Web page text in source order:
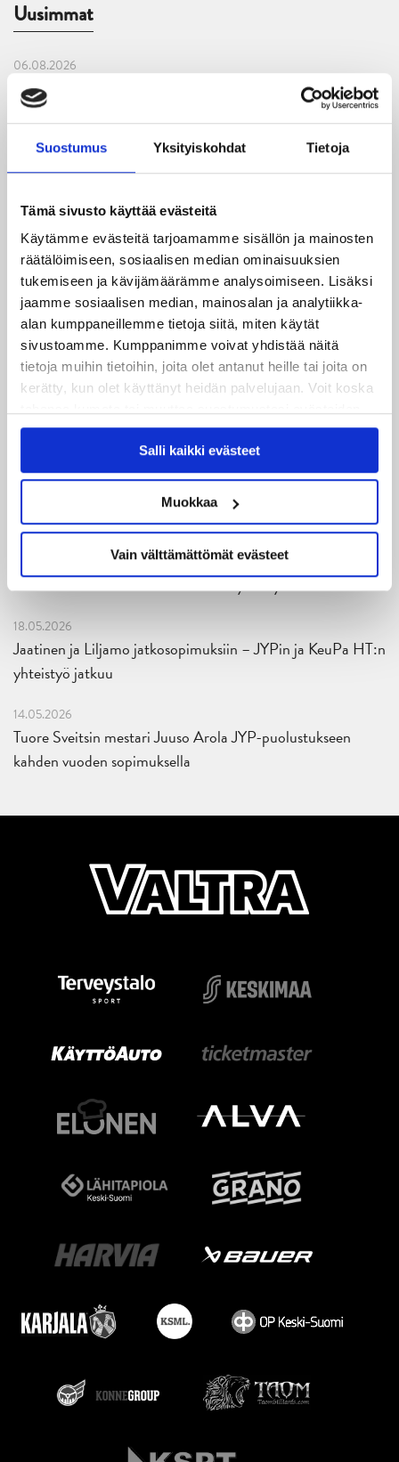
Suostumus Yksityiskohdat Tietoja
Tämä sivusto käyttää evästeitä
Käytämme evästeitä tarjoamamme sisällön ja mainosten
räätälöimiseen, sosiaalisen median ominaisuuksien
tukemiseen ja kävijämäärämme analysoimiseen. Lisäksi
jaamme sosiaalisen median, mainosalan ja analytiikka-
alan kumppaneillemme tietoja siitä, miten käytät
sivustoamme. Kumppanimme voivat yhdistää näitä
tietoja muihin tietoihin, joita olet antanut heille tai joita on
kerätty, kun olet käyttänyt heidän palvelujaan. Voit koska
käytöstäEvästeet-sivultamme.
Salli kaikki evästeet
Muokkaa
Vain välttämättömät evästeet
Uusimmat
06.08.2026
JYPin kausi käyntiin Tampere Cupista!
05.08.2026
JYPin kapteenisto Liiga-kauteen 2026–2027 on nimetty
Joukkueen yhteisharjoitukset ovat alkaneet – ensimmäinen
mittari luvassa jo heti viikonloppuna Tampere Cupissa!
29.07.2026
JYPin harjoitusottelut tulevalle 2026-2027 kaudelle on
julkaistu!
27.07.2026
Ruotsalaishyökkääjä Arvid Costmar JYPiin
25.06.2026
JYP ja Secto Rally Finland yhteistyöhön
Liiga-kauden 2026-2027 otteluohjelma on julkaistu!
Reece Newkirk vahvistamaan JYP-hyökkäystä!
18.05.2026
Jaatinen ja Liljamo jatkosopimuksiin – JYPin ja KeuPa HT:n
yhteistyö jatkuu
14.05.2026
Tuore Sveitsin mestari Juuso Arola JYP-puolustukseen
kahden vuoden sopimuksella